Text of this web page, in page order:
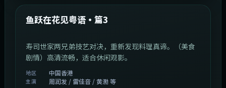
最新
鱼跃在花见粤语·篇3
寿司世家两兄弟技艺对决，重新发现料理真谛。（美食
剧情）高清流畅，适合休闲观影。
地区 中国香港
主演
周润发 / 雷佳音 / 黄渤 等